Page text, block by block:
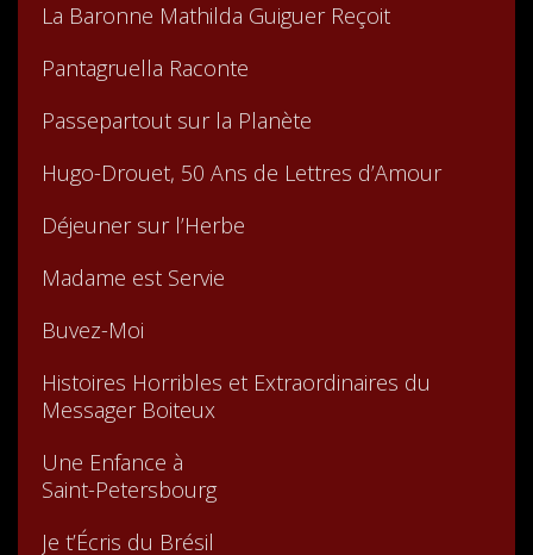
La Baronne Mathilda Guiguer Reçoit
Pantagruella Raconte
Passepartout sur la Planète
Hugo-Drouet, 50 Ans de Lettres d’Amour
Déjeuner sur l’Herbe
Madame est Servie
Buvez-Moi
Histoires Horribles et Extraordinaires du
Messager Boiteux
Une Enfance à
Saint-Petersbourg
Je t’Écris du Brésil